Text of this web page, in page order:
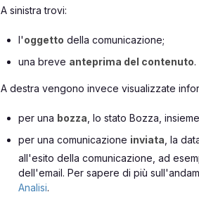
A sinistra trovi:
l'oggetto della comunicazione;
una breve anteprima del contenuto.
A destra vengono invece visualizzate
per una bozza, lo stato Bozza,
per una comunicazione inviata, la
all'esito della comunicazione, ad
dell'email. Per sapere di più
Analisi.